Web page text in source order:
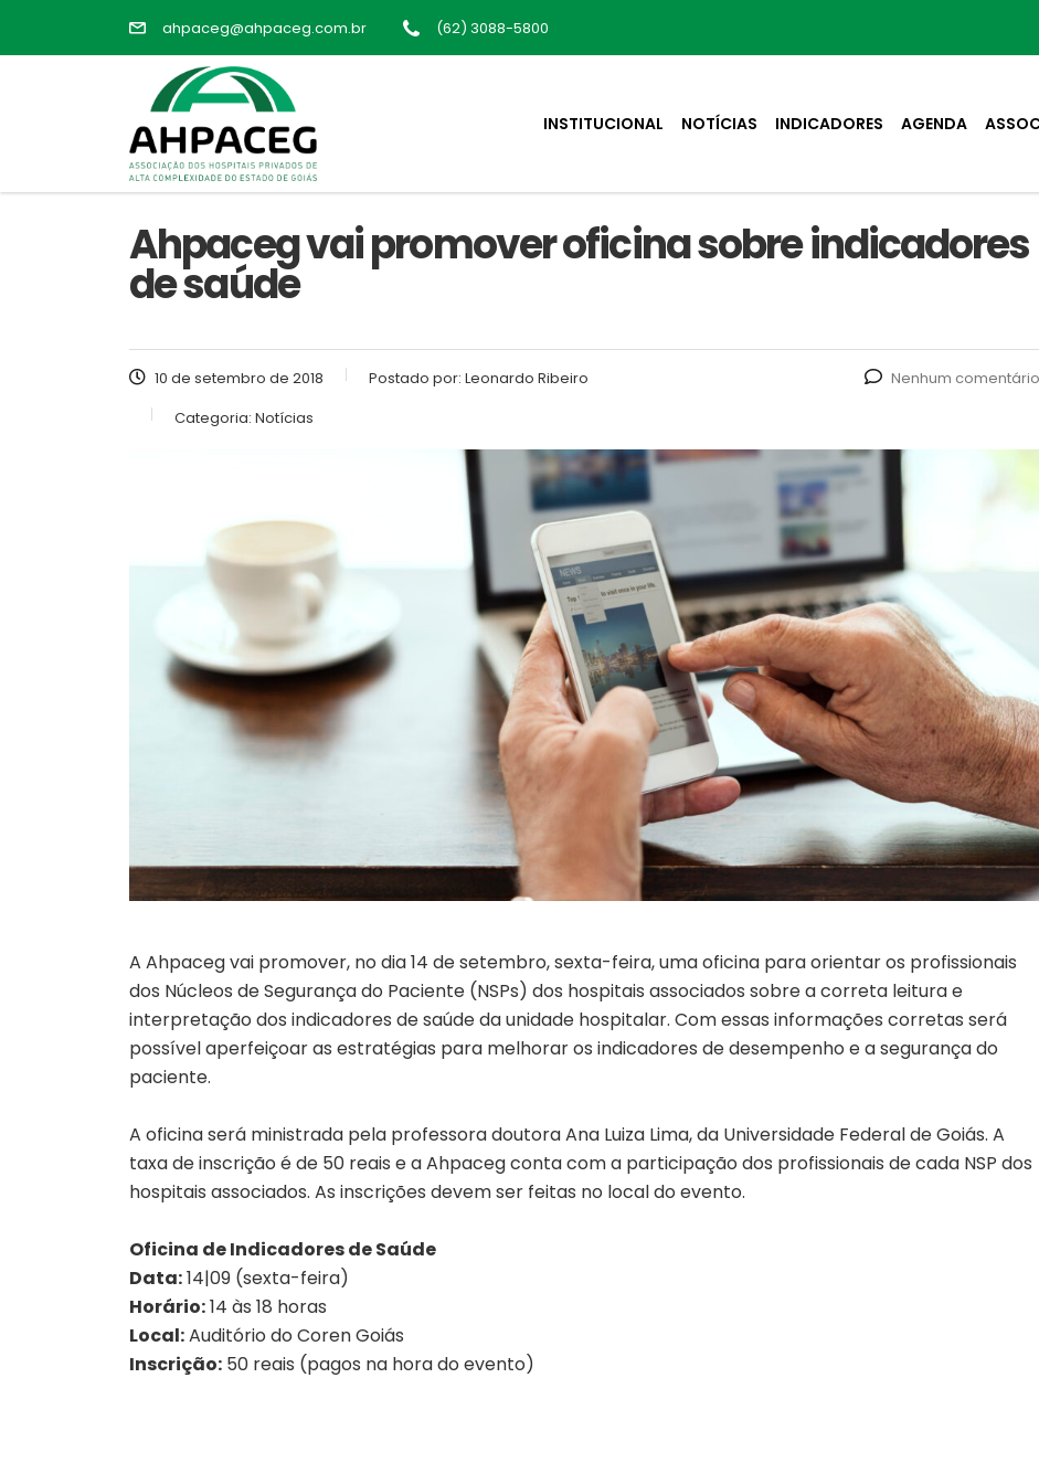
ahpaceg@ahpaceg.com.br (62) 3088-5800
INSTITUCIONAL NOTÍCIAS INDICADORES AGENDA
Ahpaceg vai promover oficina sobre indicadores
de saúde
10 de setembro de 2018 Postado por: Leonardo Ribeiro
Categoria: Notícias
Nenhum comentário
A Ahpaceg vai promover, no dia 14 de setembro, sexta-feira, uma oficina para orientar os profissionais
dos Núcleos de Segurança do Paciente (NSPs) dos hospitais associados sobre a correta leitura e
interpretação dos indicadores de saúde da unidade hospitalar. Com essas informações corretas será
possível aperfeiçoar as estratégias para melhorar os indicadores de desempenho e a segurança do
paciente.
A oficina será ministrada pela professora doutora Ana Luiza Lima, da Universidade Federal de Goiás. A
taxa de inscrição é de 50 reais e a Ahpaceg conta com a participação dos profissionais de cada NSP dos
hospitais associados. As inscrições devem ser feitas no local do evento.
Oficina de Indicadores de Saúde
Data:14|09 (sexta-feira)
Horário:14 às 18 horas
Local:Auditório do Coren Goiás
Inscrição: 50 reais (pagos na hora do evento)